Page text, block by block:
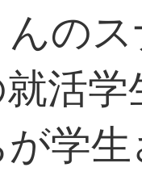
の
活
学